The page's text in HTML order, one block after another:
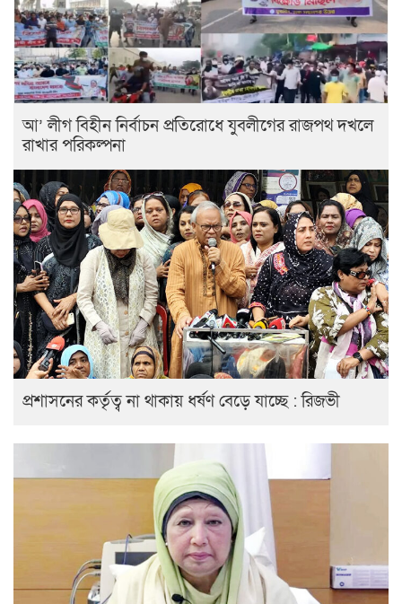
আ’ লীগ বিহীন নির্বাচন প্রতিরোধে যুবলীগের রাজপথ দখলে
রাখার পরিকল্পনা
প্রশাসনের কর্তৃত্ব না থাকায় ধর্ষণ বেড়ে যাচ্ছে : রিজভী